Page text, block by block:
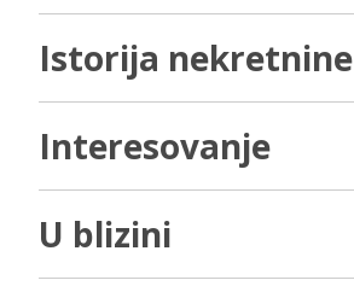
Istorija nekretnine
Interesovanje
U blizini